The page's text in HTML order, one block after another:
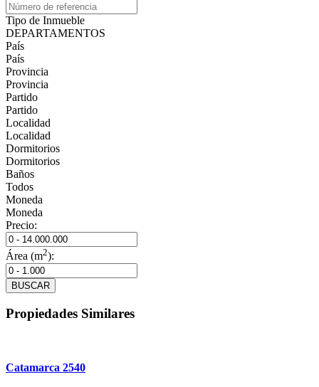
Tipo de Inmueble
DEPARTAMENTOS
País
País
Provincia
Provincia
Partido
Partido
Localidad
Localidad
Dormitorios
Dormitorios
Baños
Todos
Moneda
Moneda
Precio:
Área (m2):
BUSCAR
Propiedades Similares
Catamarca 2540